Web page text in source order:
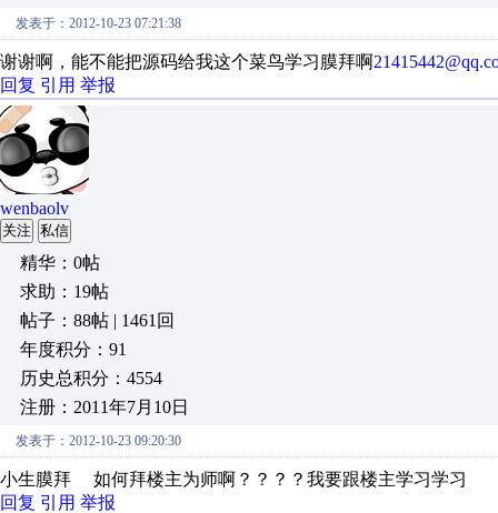
发表于：2012-10-23 07:21:38
谢谢啊，能不能把源码给我这个菜鸟学习膜拜啊
回复 引用 举报
wenbaolv
关注 私信
精华：0帖
求助：19帖
帖子：88帖 | 1461回
年度积分：91
历史总积分：4554
注册：2011年7月10日
发表于：2012-10-23 09:20:30
小生膜拜 如何拜楼主为师啊？？？？我要跟楼主学习学习
回复 引用 举报